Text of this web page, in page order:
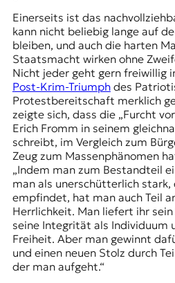
Einerseits ist das
kann nicht beliebig lange auf
bleiben, und auch die harten
Staatsmacht wirken ohne
Nicht jeder geht gern freiwillig
Post-Krim-Triumphdes
Protestbereitschaft merklich
zeigte sich, dass die „Furcht
Erich Fromm in seinem
schreibt, im Vergleich zum
Zeug zum Massenphänomen
„Indem man zum Bestandteil
man als unerschütterlich stark,
empfindet, hat man auch Teil
Herrlichkeit. Man liefert ihr
seine Integrität als Individuum
Freiheit. Aber man gewinnt
und einen neuen Stolz durch
der man aufgeht.“